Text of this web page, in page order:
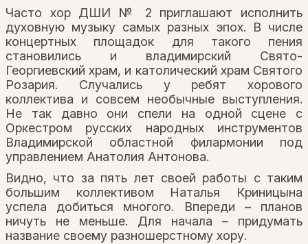
Часто хор ДШИ № 2 приглашают исполнить
духовную музыку самых разных эпох. В числе
концертных площадок для такого пения
становились и владимирский Свято-
Георгиевский храм, и католический храм Святого
Розария. Случались у ребят хорового
коллектива и совсем необычные выступления.
Не так давно они спели на одной сцене с
Оркестром русских народных инструментов
Владимирской областной филармонии под
управлением Анатолия Антонова.
Видно, что за пять лет своей работы с таким
большим коллективом Наталья Криницына
успела добиться многого. Впереди – планов
ничуть не меньше. Для начала – придумать
название своему разношерстному хору.